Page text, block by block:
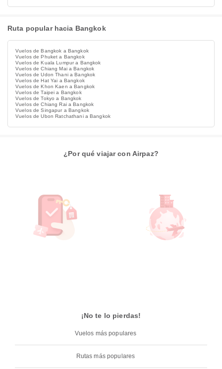
Ruta popular hacia Bangkok
Vuelos de Bangkok a Bangkok
Vuelos de Phuket a Bangkok
Vuelos de Kuala Lumpur a Bangkok
Vuelos de Chiang Mai a Bangkok
Vuelos de Udon Thani a Bangkok
Vuelos de Hat Yai a Bangkok
Vuelos de Khon Kaen a Bangkok
Vuelos de Taipei a Bangkok
Vuelos de Tokyo a Bangkok
Vuelos de Chiang Rai a Bangkok
Vuelos de Singapur a Bangkok
Vuelos de Ubon Ratchathani a Bangkok
¿Por qué viajar con Airpaz?
¡No te lo pierdas!
Vuelos más populares
Rutas más populares